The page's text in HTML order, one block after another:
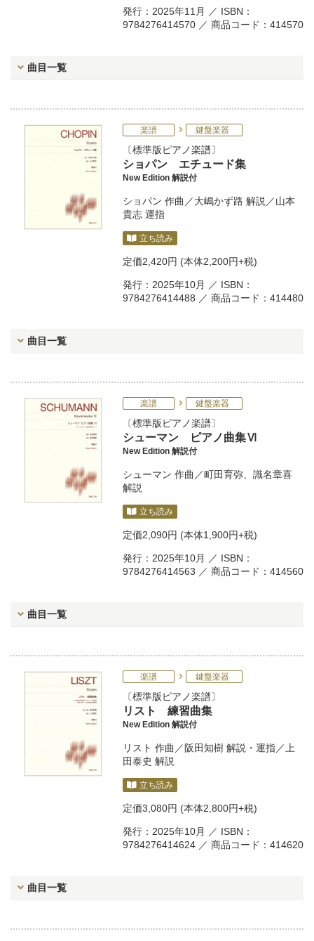
発行：2025年11月 ／ ISBN：
9784276414570 ／ 商品コード：414570
曲目一覧
楽譜 鍵盤楽器
標準版ピアノ楽譜
ショパン エチュード集
New Edition 解説付
ショパン 作曲／大嶋かず路 解説／山本
貴志 運指
立ち読み
定価2,420円 (本体2,200円+税)
発行：2025年10月 ／ ISBN：
9784276414488 ／ 商品コード：414480
曲目一覧
楽譜 鍵盤楽器
標準版ピアノ楽譜
シューマン ピアノ曲集Ⅵ
New Edition 解説付
シューマン 作曲／町田育弥
識名章喜
解説
立ち読み
定価2,090円 (本体1,900円+税)
発行：2025年10月 ／ ISBN：
9784276414563 ／ 商品コード：414560
曲目一覧
楽譜 鍵盤楽器
標準版ピアノ楽譜
リスト 練習曲集
New Edition 解説付
リスト 作曲／ 阪田知樹 解説・運指／ 上
田泰史 解説
立ち読み
定価3,080円 (本体2,800円+税)
発行：2025年10月 ／ ISBN：
9784276414624 ／ 商品コード：414620
曲目一覧